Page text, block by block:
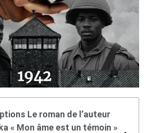
Le roman de l’auteur
« Mon âme est un témoin »